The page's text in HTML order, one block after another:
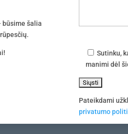
būsime šalia
Sutinku,
manimi dėl
Pateikdami
privatumo